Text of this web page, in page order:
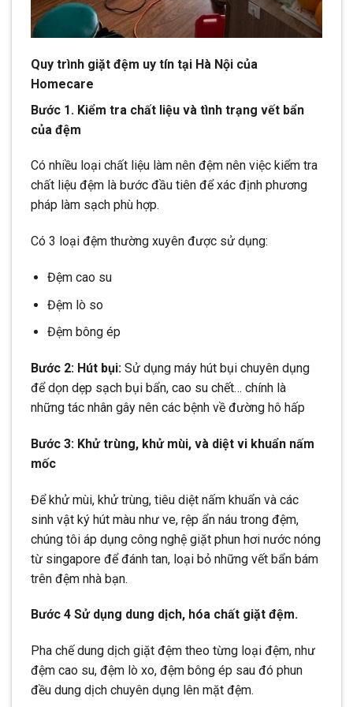
Quy trình giặt đệm uy tín tại Hà Nội của
Homecare
Bước 1. Kiểm tra chất liệu và tình trạng vết bẩn
của đệm
Có nhiều loại chất liệu làm nên đệm nên việc kiểm tra
chất liệu đệm là bước đầu tiên để xác định phương
pháp làm sạch phù hợp.
Có 3 loại đệm thường xuyên được sử dụng:
Đệm cao su
Đệm lò so
Đệm bông ép
Bước 2: Hút bụi: Sử dụng máy hút bụi chuyên dụng
để dọn dẹp sạch bụi bẩn, cao su chết… chính là
những tác nhân gây nên các bệnh về đường hô hấp
Bước 3: Khử trùng, khử mùi, và diệt vi khuẩn nấm
mốc
Để khử mùi, khử trùng, tiêu diệt nấm khuẩn và các
sinh vật ký hút màu như ve, rệp ẩn náu trong đệm,
chúng tôi áp dụng công nghệ giặt phun hơi nước nóng
từ singapore để đánh tan, loại bỏ những vết bẩn bám
trên đệm nhà bạn.
Bước 4 Sử dụng dung dịch, hóa chất giặt đệm.
Pha chế dung dịch giặt đệm theo từng loại đệm, như
đệm cao su, đệm lò xo, đệm bông ép sau đó phun
đều dung dịch chuyên dụng lên mặt đệm.